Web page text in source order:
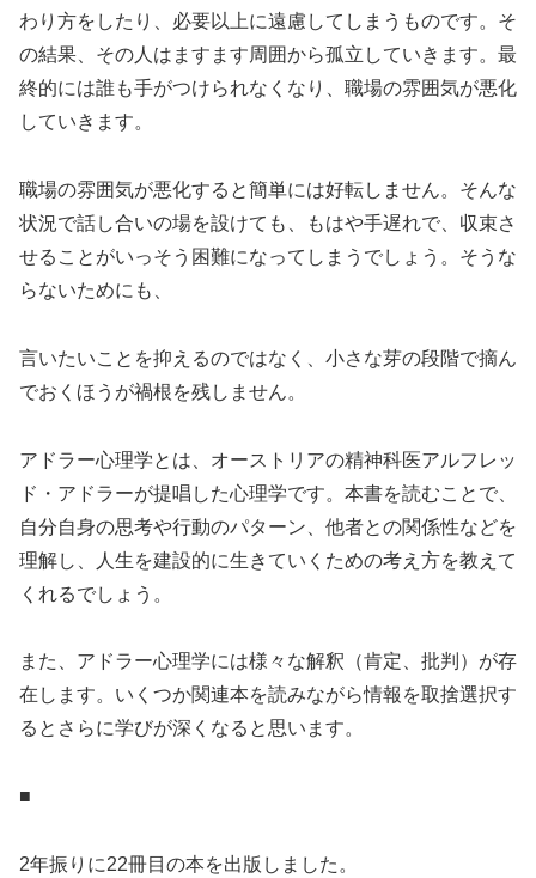
わり方をしたり、必要以上に遠慮してしまうものです。そ
の結果、その人はますます周囲から孤立していきます。最
終的には誰も手がつけられなくなり、職場の雰囲気が悪化
していきます。
職場の雰囲気が悪化すると簡単には好転しません。そんな
状況で話し合いの場を設けても、もはや手遅れで、収束さ
せることがいっそう困難になってしまうでしょう。そうな
らないためにも、
言いたいことを抑えるのではなく、小さな芽の段階で摘ん
でおくほうが禍根を残しません。
アドラー心理学とは、オーストリアの精神科医アルフレッ
ド・アドラーが提唱した心理学です。本書を読むことで、
自分自身の思考や行動のパターン、他者との関係性などを
理解し、人生を建設的に生きていくための考え方を教えて
くれるでしょう。
また、アドラー心理学には様々な解釈（肯定、批判）が存
在します。いくつか関連本を読みながら情報を取捨選択す
るとさらに学びが深くなると思います。
■
2年振りに22冊目の本を出版しました。